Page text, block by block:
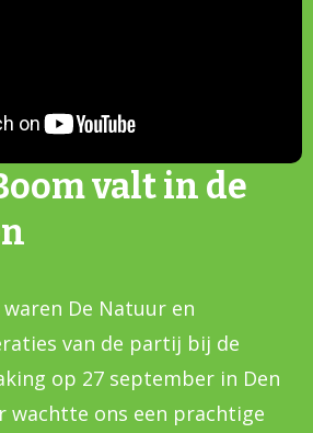
valt in de
De Natuur en
van de partij bij de
op 27 september in Den
wachtte ons een prachtige